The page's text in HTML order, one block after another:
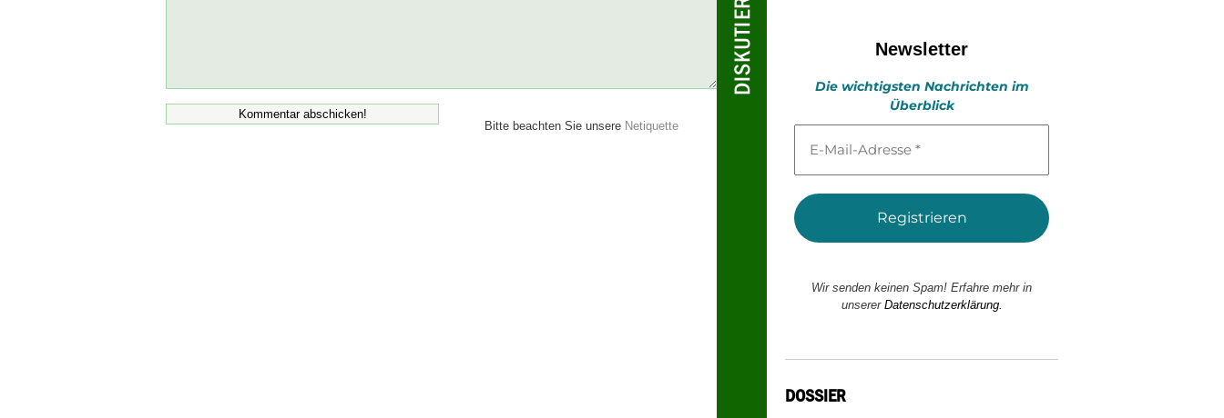
Bitte beachten Sie unsere Netiquette
Newsletter
Die wichtigsten Nachrichten im
Überblick
Mail-
*
Wir senden keinen Spam! Erfahre mehr in
unserer Datenschutzerklärung.
DOSSIER